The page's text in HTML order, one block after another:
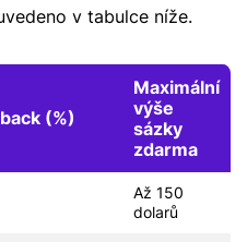
v tabulce níže.
(%)
Maximální
výše
sázky
zdarma
Až 150
dolarů